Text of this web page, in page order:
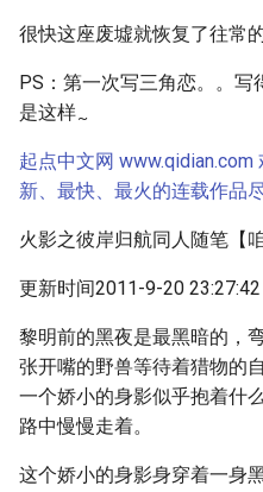
很快这座废墟就恢复了往常的
PS：第一次写三角恋。。
是这样~
起点中文网
新、最快、最火的连载作品
火影之彼岸归航同人随笔【
更新时间2011-9-20
黎明前的黑夜是最黑暗的，
张开嘴的野兽等待着猎物的
一个娇小的身影似乎抱着什
路中慢慢走着。
这个娇小的身影身穿着一身